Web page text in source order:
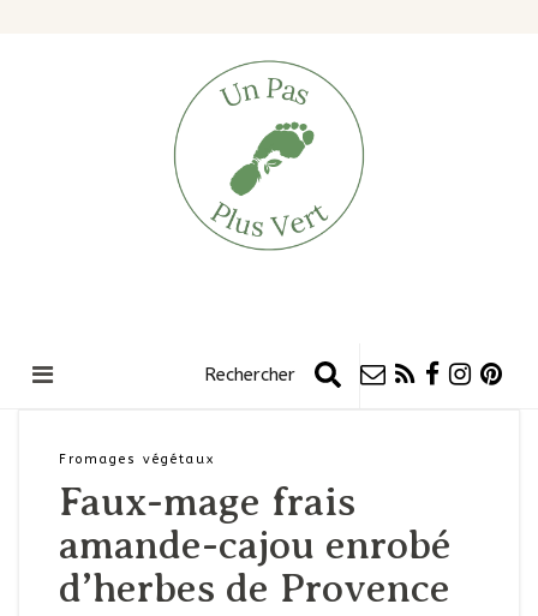
Fromages végétaux
Faux-mage frais
amande-cajou enrobé
d’herbes de Provence